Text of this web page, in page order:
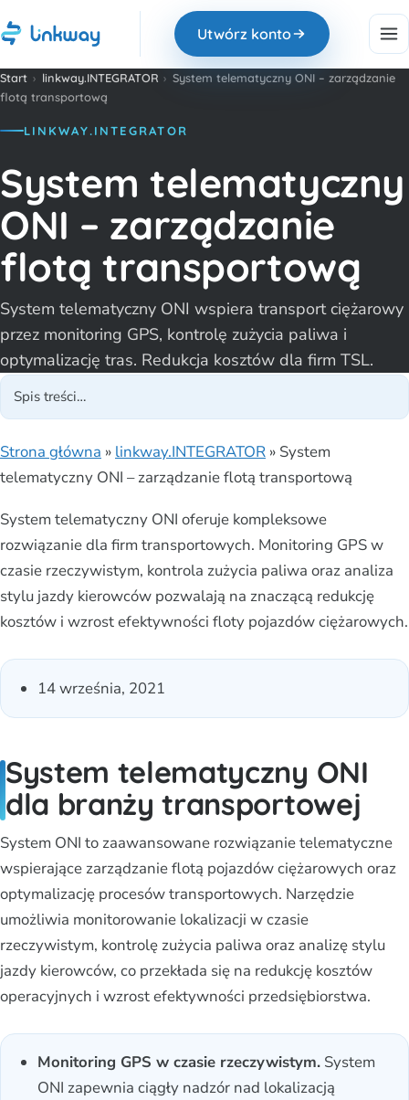
Utwórz konto
Start › linkway.INTEGRATOR › System telematyczny ONI – zarządzanie
flotą transportową
LINKWAY.INTEGRATOR
System telematyczny
ONI – zarządzanie
flotą transportową
System telematyczny ONI wspiera transport ciężarowy
przez monitoring GPS, kontrolę zużycia paliwa i
optymalizację tras. Redukcja kosztów dla firm TSL.
Strona główna » linkway.INTEGRATOR » System
telematyczny ONI – zarządzanie flotą transportową
System telematyczny ONI oferuje kompleksowe
rozwiązanie dla firm transportowych. Monitoring GPS w
czasie rzeczywistym, kontrola zużycia paliwa oraz analiza
stylu jazdy kierowców pozwalają na znaczącą redukcję
kosztów i wzrost efektywności floty pojazdów ciężarowych.
14 września, 2021
System telematyczny ONI
dla branży transportowej
System ONI to zaawansowane rozwiązanie telematyczne
wspierające zarządzanie flotą pojazdów ciężarowych oraz
optymalizację procesów transportowych. Narzędzie
umożliwia monitorowanie lokalizacji w czasie
rzeczywistym, kontrolę zużycia paliwa oraz analizę stylu
jazdy kierowców, co przekłada się na redukcję kosztów
operacyjnych i wzrost efektywności przedsiębiorstwa.
Monitoring GPS w czasie rzeczywistym. System
ONI zapewnia ciągły nadzór nad lokalizacją